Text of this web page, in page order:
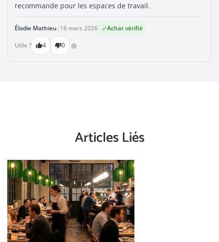
recommande pour les espaces de travail.
Élodie Mathieu | 16 mars 2026 Achat vérifié
Utile ? 4 0 
Articles Liés